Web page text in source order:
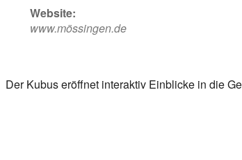
Website:
www.mössingen.de
Der Kubus eröffnet interaktiv Einblicke in die